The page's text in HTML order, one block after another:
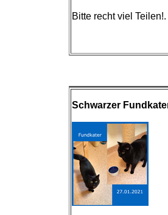
Bitte recht viel Teilen!.
Schwarzer